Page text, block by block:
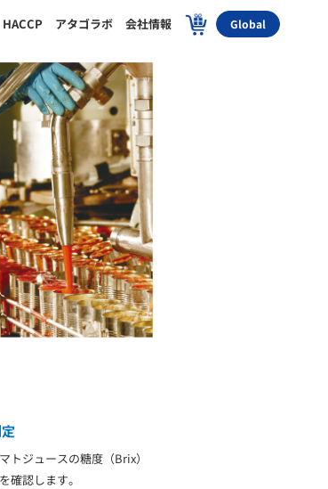
HACCP アタゴラボ 会社情報 Global
トジュースの糖度（Brix）
確認します。